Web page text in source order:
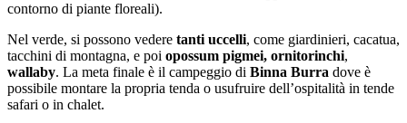
contorno di piante floreali).
Nel verde, si possono vedere tanti uccelli, come giardinieri, cacatua,
tacchini di montagna, e poi opossum pigmei, ornitorinchi,
wallaby. La meta finale è il campeggio di Binna Burra dove è
possibile montare la propria tenda o usufruire dell’ospitalità in tende
safari o in chalet.